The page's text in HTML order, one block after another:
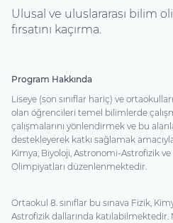
Ulusal ve uluslararası bilim
fırsatını kaçırma.
Program Hakkında
Liseye (son sınıflar hariç) ve
olan öğrencileri temel bilimlerde
çalışmalarını yönlendirmek ve bu
destekleyerek katkı sağlamak
Kimya, Biyoloji, Astronomi-Astrofizik
Olimpiyatları düzenlenmektedir.
Ortaokul 8. sınıflar bu sınava Fizik,
Astrofizik dallarında